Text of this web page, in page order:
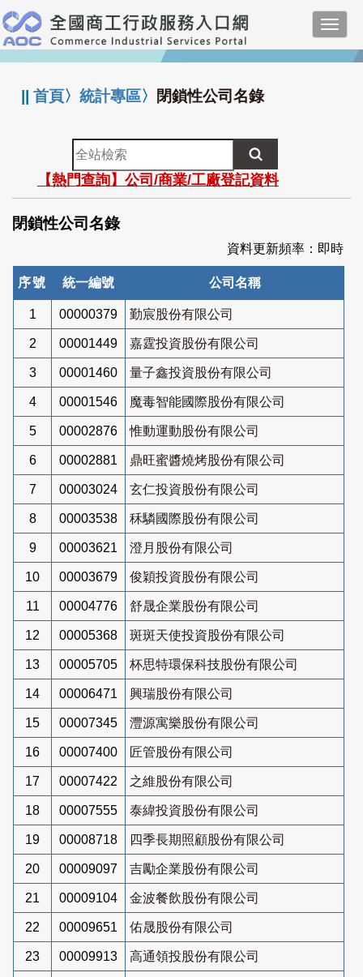
跳
到
主
要
:::
||首頁〉統計專區〉 閉鎖性公司名錄
全
站
檢
索
【熱門查詢】公司/商業/工廠登記資料
閉鎖性公司名錄
資料更新頻率：即時
序號 統一編號 公司名稱
1 00000379 勤宸股份有限公司
2 00001449 嘉霆投資股份有限公司
3 00001460 量子鑫投資股份有限公司
4 00001546 魔毒智能國際股份有限公司
5 00002876 惟動運動股份有限公司
6 00002881 鼎旺蜜醬燒烤股份有限公司
7 00003024 玄仁投資股份有限公司
8 00003538 秝驎國際股份有限公司
9 00003621 澄月股份有限公司
10 00003679 俊穎投資股份有限公司
11 00004776 舒晟企業股份有限公司
12 00005368 斑斑天使投資股份有限公司
13 00005705 杯思特環保科技股份有限公司
14 00006471 興瑞股份有限公司
15 00007345 灃源寓樂股份有限公司
16 00007400 匠管股份有限公司
17 00007422 之維股份有限公司
18 00007555 泰緯投資股份有限公司
19 00008718 四季長期照顧股份有限公司
20 00009097 吉勵企業股份有限公司
21 00009104 金波餐飲股份有限公司
22 00009651 佑晟股份有限公司
23 00009913 高通領投股份有限公司